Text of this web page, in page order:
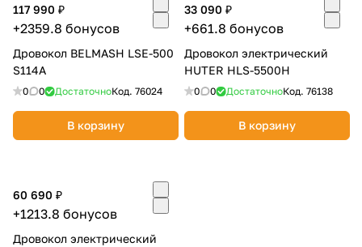
117 990 ₽
+2359.8 бонусов
Дровокол BELMASH LSE-500
S114A
0 0 ДостаточноКод. 76024
В корзину
33 090 ₽
+661.8 бонусов
Дровокол электрический
HUTER HLS-5500H
0 0 ДостаточноКод. 76138
В корзину
60 690 ₽
+1213.8 бонусов
Дровокол электрический